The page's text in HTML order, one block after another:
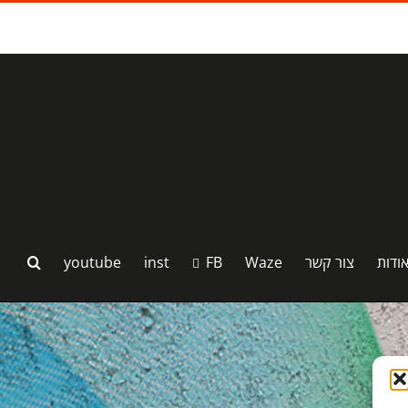
אודות צור קשר Waze
FB
inst
youtube